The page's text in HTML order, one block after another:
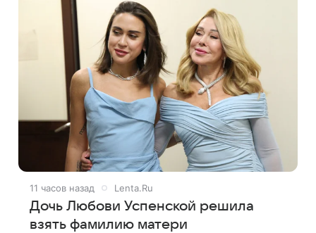
11 часов назад Lenta.Ru
Дочь Любови Успенской решила
взять фамилию матери